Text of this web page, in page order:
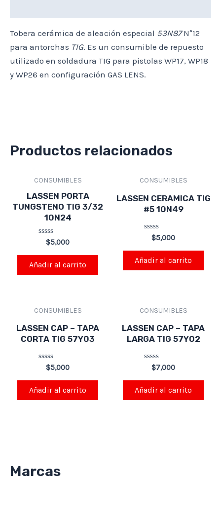
Tobera cerámica de aleación especial 53N87N°12
para antorchas TIG. Es un consumible de repuesto
utilizado en soldadura TIG para pistolas WP17, WP18
y WP26 en configuración GAS LENS.
Productos relacionados
CONSUMIBLES
LASSEN PORTA
TUNGSTENO TIG 3/32
10N24
Valorado
0
de
5
$5,000
Añadir al carrito
CONSUMIBLES
LASSEN CERAMICA TIG
#5 10N49
Valorado
0
de
5
$5,000
Añadir al carrito
CONSUMIBLES
LASSEN CAP – TAPA
CORTA TIG 57Y03
Valorado
0
de
5
$5,000
Añadir al carrito
CONSUMIBLES
LASSEN CAP – TAPA
LARGA TIG 57Y02
Valorado
0
de
5
$7,000
Añadir al carrito
Marcas